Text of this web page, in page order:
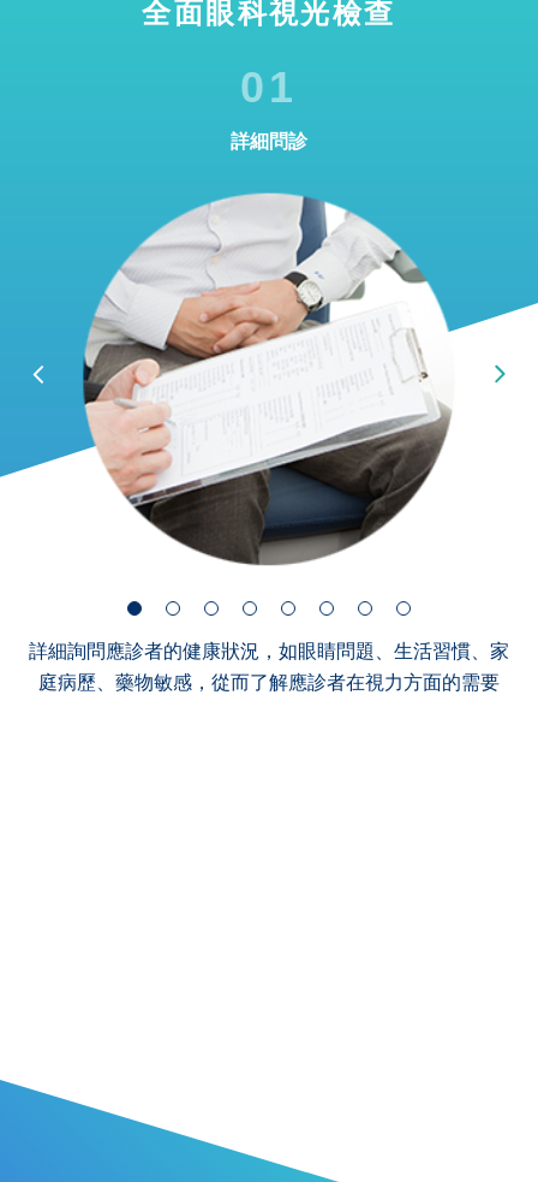
全面眼科視光檢查
01
詳細問診
詳細詢問應診者的健康狀況，如眼睛問題、生活習慣、家
庭病歷、藥物敏感，從而了解應診者在視力方面的需要